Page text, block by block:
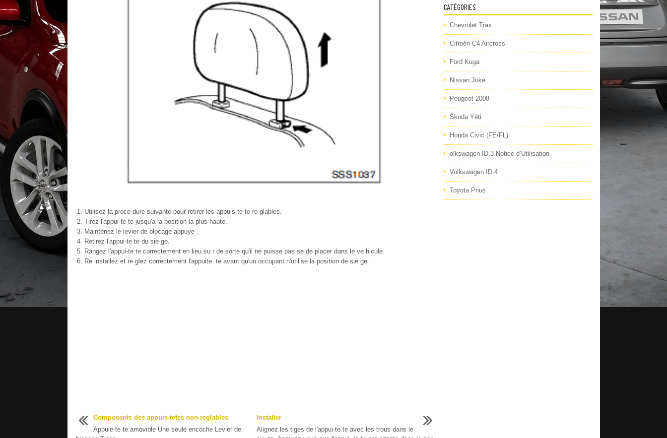
Utilisez la proce dure suivante pour retirer les appuis-te te re glables.
Tirez l'appui-te te jusqu'a la position la plus haute.
Maintenez le levier de blocage appuye .
Retirez l'appui-te te du sie ge.
Rangez l'appui-te te correctement en lieu su r de sorte qu'il ne puisse pas se de placer dans le ve hicule.
Re installez et re glez correctement l'appuite te avant qu'un occupant n'utilise la position de sie ge.
Composants des appuis-tetes non-reglables
Appuie-te te amovible Une seule encoche Levier de
Installer
Alignez les tiges de l'appui-te te avec les trous dans le
CATÉGORIES
Chevrolet Trax
Citroën C4 Aircross
Ford Kuga
Nissan Juke
Peugeot 2008
Škoda Yéti
Honda Civic (FE/FL)
olkswagen ID.3 Notice d’Utilisation
Volkswagen ID.4
Toyota Prius